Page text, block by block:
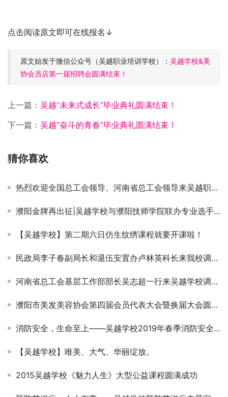
点击阅读原文即可在线报名↓
原文始发于微信公众号（吴越职业培训学校）： 吴越学校&美
协会员店第一届招聘会圆满结束！
上一篇： 吴越“未来式成长”毕业典礼圆满结束！
下一篇： 吴越“奋斗的青春”毕业典礼圆满结束！
猜你喜欢
热烈欢迎全国总工会领导、河南省总工会领导来吴越职业培训学校户外劳动者驿站调研
濮阳金牌再出征|吴越学校与濮阳技师学院联办专业选手王晨辉出征河南省第四届职业技能大赛
【吴越学校】第二期六日仿生纹绣课程就要开课啦！
民政局李子春副局长和退伍安置办卢林英科长来我校调研工作
河南省总工会基层工作部部长吴志超一行来吴越学校调研濮阳市美发美容行业工会工作
濮阳市美发美容协会第四届会员代表大会暨换届大会圆满闭幕
消防安全，生命至上——吴越学校2019年春季消防安全知识培训
【吴越学校】唯美、大气、华丽绽放。
2015吴越学校《魅力人生》大型公益课程圆满成功